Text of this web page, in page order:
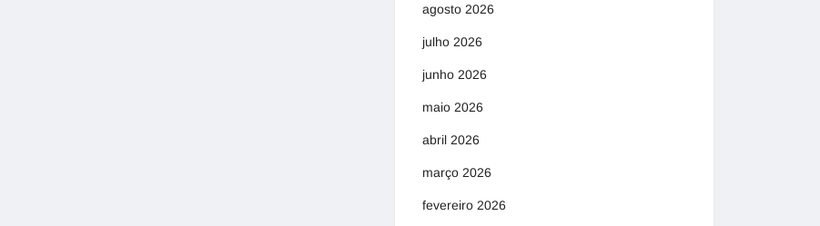
agosto 2026
julho 2026
junho 2026
maio 2026
abril 2026
março 2026
fevereiro 2026